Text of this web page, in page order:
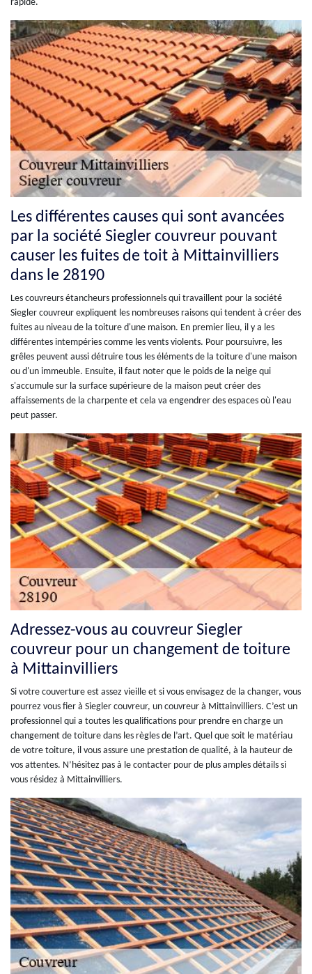
rapide.
Les différentes causes qui sont avancées
par la société Siegler couvreur pouvant
causer les fuites de toit à Mittainvilliers
dans le 28190
Les couvreurs étancheurs professionnels qui travaillent pour la société
Siegler couvreur expliquent les nombreuses raisons qui tendent à créer des
fuites au niveau de la toiture d'une maison. En premier lieu, il y a les
différentes intempéries comme les vents violents. Pour poursuivre, les
grêles peuvent aussi détruire tous les éléments de la toiture d'une maison
ou d'un immeuble. Ensuite, il faut noter que le poids de la neige qui
s'accumule sur la surface supérieure de la maison peut créer des
affaissements de la charpente et cela va engendrer des espaces où l'eau
peut passer.
Adressez-vous au couvreur Siegler
couvreur pour un changement de toiture
à Mittainvilliers
Si votre couverture est assez vieille et si vous envisagez de la changer, vous
pourrez vous fier à Siegler couvreur, un couvreur à Mittainvilliers. C’est un
professionnel qui a toutes les qualifications pour prendre en charge un
changement de toiture dans les règles de l’art. Quel que soit le matériau
de votre toiture, il vous assure une prestation de qualité, à la hauteur de
vos attentes. N’hésitez pas à le contacter pour de plus amples détails si
vous résidez à Mittainvilliers.